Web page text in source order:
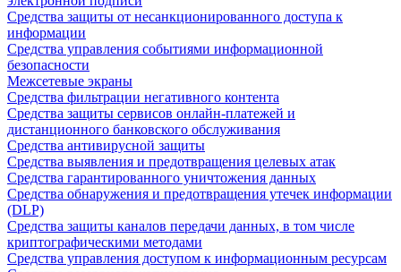
Средства защиты от несанкционированного доступа к
информации
Средства управления событиями информационной
безопасности
Межсетевые экраны
Средства фильтрации негативного контента
Средства защиты сервисов онлайн-платежей и
дистанционного банковского обслуживания
Средства антивирусной защиты
Средства выявления и предотвращения целевых атак
Средства гарантированного уничтожения данных
Средства обнаружения и предотвращения утечек информации
(DLP)
Средства защиты каналов передачи данных, в том числе
криптографическими методами
Средства управления доступом к информационным ресурсам